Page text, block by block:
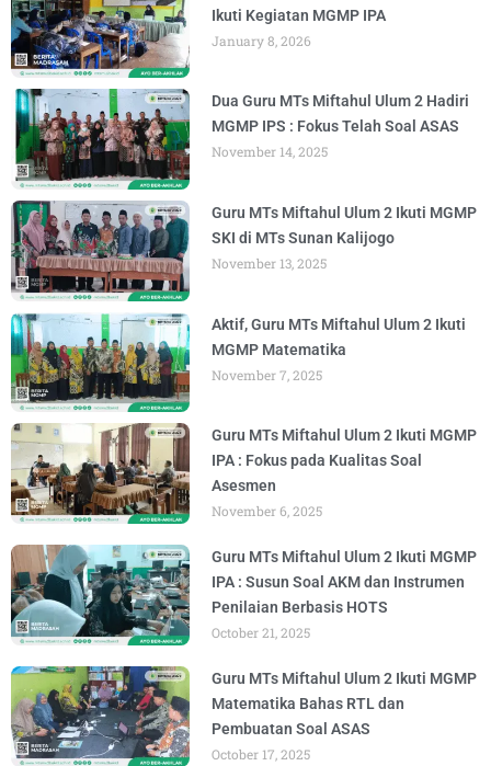
Ikuti Kegiatan MGMP IPA
January 8, 2026
Dua Guru MTs Miftahul Ulum 2 Hadiri
MGMP IPS : Fokus Telah Soal ASAS
November 14, 2025
Guru MTs Miftahul Ulum 2 Ikuti MGMP
SKI di MTs Sunan Kalijogo
November 13, 2025
Aktif, Guru MTs Miftahul Ulum 2 Ikuti
MGMP Matematika
November 7, 2025
Guru MTs Miftahul Ulum 2 Ikuti MGMP
IPA : Fokus pada Kualitas Soal
Asesmen
November 6, 2025
Guru MTs Miftahul Ulum 2 Ikuti MGMP
IPA : Susun Soal AKM dan Instrumen
Penilaian Berbasis HOTS
October 21, 2025
Guru MTs Miftahul Ulum 2 Ikuti MGMP
Matematika Bahas RTL dan
Pembuatan Soal ASAS
October 17, 2025